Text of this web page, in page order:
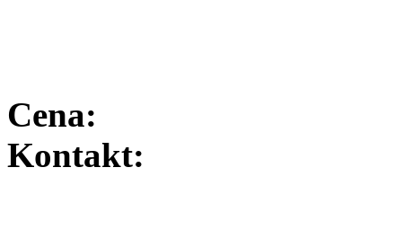
Cena:
Kontakt: